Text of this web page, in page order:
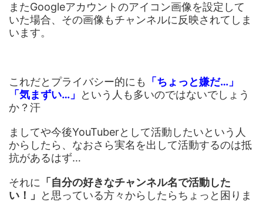
またGoogleアカウントのアイコン画像を設定して
いた場合、その画像もチャンネルに反映されてしま
います。
これだとプライバシー的にも
「ちょっと嫌だ…」
「気まずい…」
という人も多いのではないでしょう
か？汗
ましてや今後YouTuberとして活動したいという人
からしたら、なおさら実名を出して活動するのは抵
抗があるはず…
それに 「自分の好きなチャンネル名で活動した
い！」
と思っている方々からしたらちょっと困りま